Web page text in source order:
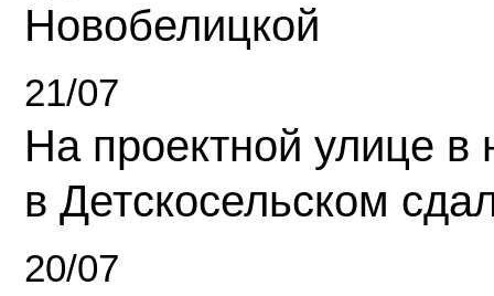
Новобелицкой
21/07
На проектной улице
в Детскосельском
20/07